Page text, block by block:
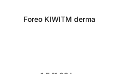
Foreo KIWITM derma